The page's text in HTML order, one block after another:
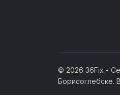
© 2026 36Fix -
Борисоглебске.